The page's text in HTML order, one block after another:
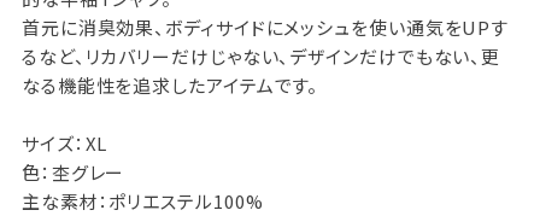
首元に消臭効果、ボディサイドにメッシュを使い通気をUPす
るなど、リカバリーだけじゃない、デザインだけでもない、更
なる機能性を追求したアイテムです。
サイズ：XL
色：杢グレー
主な素材：ポリエステル100%